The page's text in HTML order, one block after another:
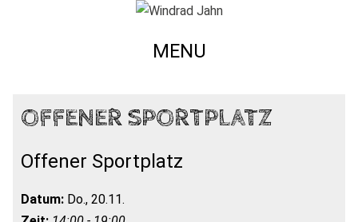
MENU
OFFENER SPORTPLATZ
Offener Sportplatz
Datum: Do., 20.11.